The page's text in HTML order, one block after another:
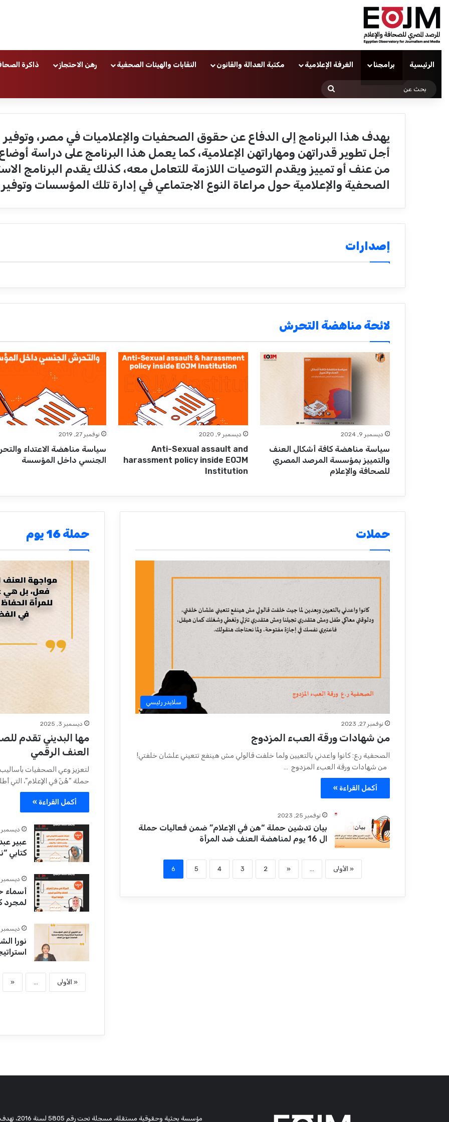
الرئيسية برامجنا الغرفة الإعلامية مكتبة العدالة والقانون النقابات والهيئات الصحفية رهن الاحتجاز ذاكرة
يهدف هذا البرنامج إلى الدفاع عن حقوق الصحفيات والإعلاميات في مصر، وتوفير
أجل تطوير قدراتهن ومهاراتهن الإعلامية، كما يعمل هذا البرنامج على دراسة
من عنف أو تمييز ويقدم التوصيات اللازمة للتعامل معه، كذلك يقدم البرنامج
الصحفية والإعلامية حول مراعاة النوع الاجتماعي في إدارة تلك المؤسسات وتوفير
إصدارات
لائحة مناهضة التحرش
ديسمبر 9, 2024
سياسة مناهضة كافة أشكال العنف
والتمييز بمؤسسة المرصد المصري
للصحافة والإعلام
ديسمبر 9, 2020
Anti-Sexual assault and
harassment policy inside EOJM
Institution
نوفمبر 27, 2019
سياسة مناهضة الاعتداء
الجنسي داخل المؤسسة
حملات
سلايدر رئيسي
نوفمبر 27, 2023
من شهادات ورقة العبء المزدوج
الصحفية ر.ع: كانوا واعدني بالتعيين ولما خلفت قالولي مش هينفع تتعيني علشان خلفتي!
من شهادات ورقة العبء المزدوج …
أكمل القراءة »
نوفمبر 25, 2023
بيان تدشين حملة “هن في الإعلام” ضمن فعاليات حملة
ال 16 يوم لمناهضة العنف ضد المرأة
« الأولى ...
«
2
3
4
5
6
حملة 16 يوم
ديسمبر 3, 2025
مها البديني تقدم
العنف الرقمي
لتعزيز وعي الصحفيات
حملة “هُنّ في الإعلام”، التي
أكمل القراءة »
ديسمبر 3, 2025
عبير
كتابي
ديسمبر 2, 2025
أسماء
لمجرد
ديسمبر 2, 2025
نورا
« الأولى ...
«
مؤسسة